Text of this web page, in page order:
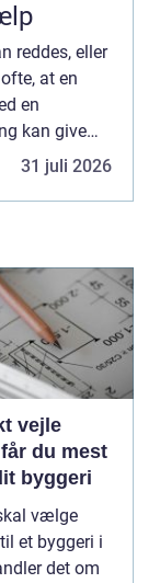
reddes, eller
at en
en
kan give
31 juli 2026
vejle
du mest
byggeri
vælge
et byggeri i
det om